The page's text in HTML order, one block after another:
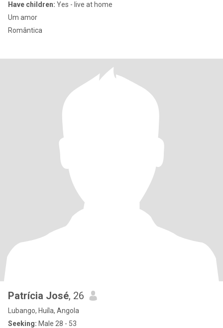
Have children: Yes - live at home
Um amor
Romântica
Patrícia José, 26
Lubango, Huíla, Angola
Seeking: Male 28 - 53